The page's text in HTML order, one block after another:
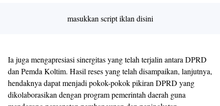
masukkan script iklan disini
Ia juga mengapresiasi sinergitas yang telah terjalin antara DPRD
dan Pemda Koltim. Hasil reses yang telah disampaikan, lanjutnya,
hendaknya dapat menjadi pokok-pokok pikiran DPRD yang
dikolaborasikan dengan program pemerintah daerah guna